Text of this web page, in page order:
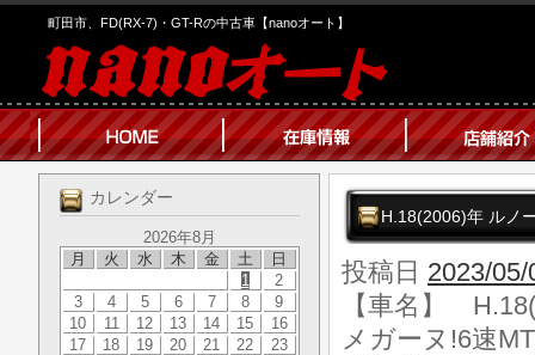
町田市、FD(RX-7)・GT-Rの中古車【nanoオート】
カレンダー
2026年8月
月
火 水 木 金 土 日
1
2
3
4 5 6 7 8
9
10
11 12 13 14 15
16
17
18 19 20 21 22
23
H.18(2006)年 ルノ
投稿日 2023/05/
【車名】
メガーヌ!6速